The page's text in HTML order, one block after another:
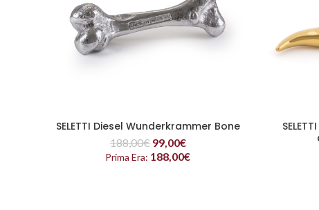
READ MORE
SELETTI Diesel Wunderkrammer Bone
188,00€ 99,00€
Prima Era: 188,00€